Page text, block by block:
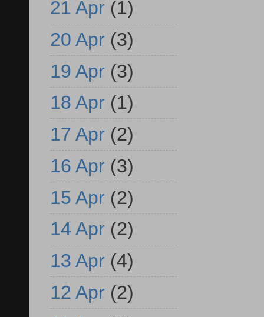
21 Apr (1)
20 Apr (3)
19 Apr (3)
18 Apr (1)
17 Apr (2)
16 Apr (3)
15 Apr (2)
14 Apr (2)
13 Apr (4)
12 Apr (2)